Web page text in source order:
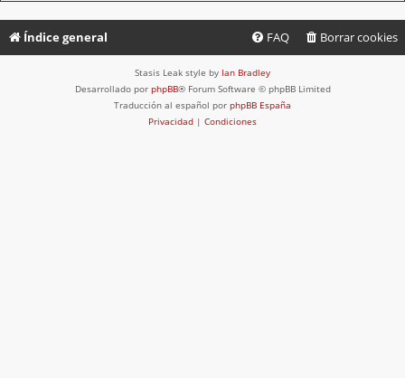
Índice general Borrar cookies
FAQ
Stasis Leak style by Ian Bradley
Desarrollado por phpBB® Forum Software © phpBB Limited
Traducción al español por phpBB España
Privacidad | Condiciones